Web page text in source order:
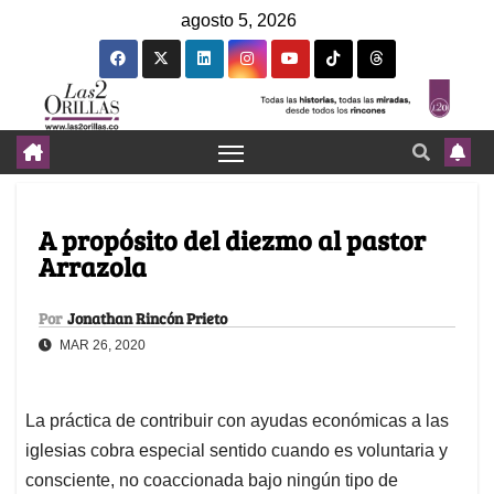
agosto 5, 2026
A propósito del diezmo al pastor
Arrazola
Por Jonathan Rincón Prieto
MAR 26, 2020
La práctica de contribuir con ayudas económicas a las
iglesias cobra especial sentido cuando es voluntaria y
consciente, no coaccionada bajo ningún tipo de